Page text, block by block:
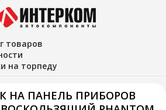
товаров
на торпеду
НА ПАНЕЛЬ ПРИБОРОВ